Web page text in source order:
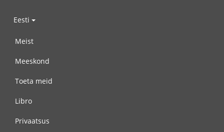
Eesti
Meist
Meeskond
Toeta meid
Libro
Privaatsus